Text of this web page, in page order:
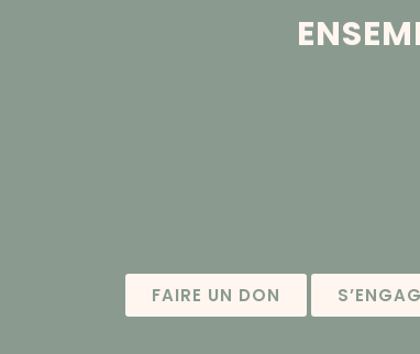
FAIRE UN DON